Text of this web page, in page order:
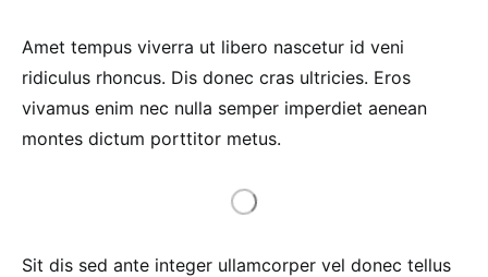
Amet tempus viverra ut libero nascetur id veni
ridiculus rhoncus. Dis donec cras ultricies. Eros
vivamus enim nec nulla semper imperdiet aenean
montes dictum porttitor metus.
Sit dis sed ante integer ullamcorper vel donec tellus